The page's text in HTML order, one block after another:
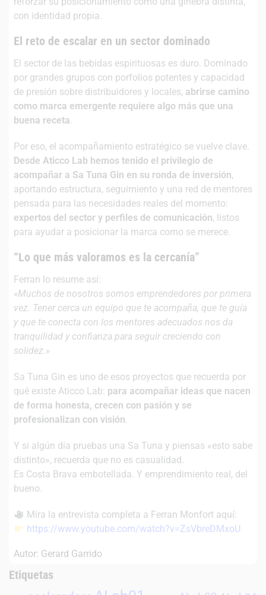
con identidad propia.
El reto de escalar en un sector dominado
El sector de las bebidas espirituosas es duro. Dominado
por grandes grupos con porfolios potentes y capacidad
de presión sobre distribuidores y locales, abrirse camino
como marca emergente requiere algo más que una
buena receta.
Por eso, el acompañamiento estratégico se vuelve clave.
Desde Aticco Lab hemos tenido el privilegio de
acompañar a Sa Tuna Gin en su ronda de inversión,
aportando estructura, seguimiento y una red de mentores
pensada para las necesidades reales del momento:
expertos del sector y perfiles de comunicación, listos
para ayudar a posicionar la marca como se merece.
“Lo que más valoramos es la cercanía”
Ferran lo resume así:
«Muchos de nosotros somos emprendedores por primera
vez. Tener cerca un equipo que te acompaña, que te guía
y que te conecta con los mentores adecuados nos da
tranquilidad y confianza para seguir creciendo con
solidez.»
Sa Tuna Gin es uno de esos proyectos que recuerda por
qué existe Aticco Lab: para acompañar ideas que nacen
de forma honesta, crecen con pasión y se
profesionalizan con visión.
Y si algún día pruebas una Sa Tuna y piensas «esto sabe
distinto», recuerda que no es casualidad.
Es Costa Brava embotellada. Y emprendimiento real, del
bueno.
Mira la entrevista completa a Ferran Monfort aquí:
https://www.youtube.com/watch?v=ZsVbreDMxoU
Autor: Gerard Garrido
Etiquetas